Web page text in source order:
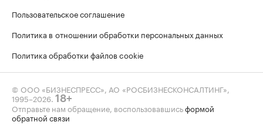
Пользовательское соглашение
Политика в отношении обработки персональных данных
Политика обработки файлов cookie
© ООО «БИЗНЕСПРЕСС», АО «РОСБИЗНЕСКОНСАЛТИНГ»,
1995–2026. 18+
Отправьте нам обращение, воспользовавшисьформой
обратной связи